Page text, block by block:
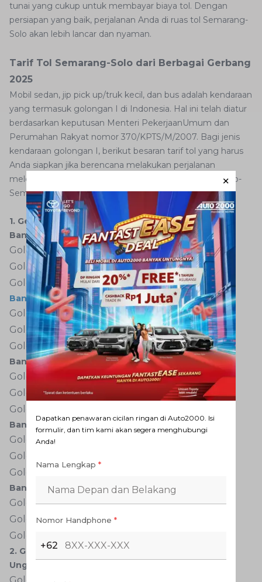
tunai yang cukup untuk membayar biaya tol. Dengan
persiapan yang baik, perjalanan Anda di ruas tol Semarang-
Solo akan lebih lancar dan nyaman.
Tarif Tol Semarang-Solo dari Berbagai Gerbang
2025
Mobil sedan, jip pick up/truk kecil, dan bus adalah kendaraan
yang termasuk golongan I di Indonesia. Hal ini telah diatur
berdasarkan keputusan Menteri PekerjaanUmum dan
Perumahan Rakyat nomor 370/KPTS/M/2007. Bagi jenis
kendaraan golongan I, berikut besaran tarif tol yang harus
Anda siapkan jika berencana melakukan perjalanan
melewati tol Semarang-Solo. Berikut rincian tarif tol Solo-
Semarang:
1. Gerbang Tol Banyumanik
Banyumanik - Ungaran
Golongan I: Rp 10.500
Golongan II dan III: Rp 15.500
Golongan IV dan V: Rp 21.000
Banyumanik - Bawen
Golongan I: Rp 22.000
Golongan II dan III: Rp 33.000
Golongan IV dan V: Rp 43.500
Banyumanik - Salatiga
Golongan I: Rp 47.000
Golongan II dan III: Rp 70.000
Golongan IV dan V: Rp 93.500
Banyumanik - Boyolali
Golongan I: Rp 80.000
Golongan II dan III: Rp 120.500
Golongan IV dan V: Rp 160.500
Banyumanik - Kartasura
Golongan I: Rp 92.000
Golongan II dan III: Rp 138.500
Golongan IV dan V: Rp 184.500
2. Gerbang Tol Ungaran
Ungaran - Banyumanik
Dapatkan penawaran cicilan ringan di Auto2000. Isi
formulir, dan tim kami akan segera menghubungi
Anda!
Nama Lengkap *
Nomor Handphone *
+62